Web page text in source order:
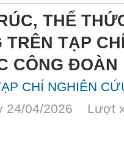
THỂ
TẠP
CÔNG ĐOÀN
CHÍ NGHIÊN
24/04/2026 Lượt